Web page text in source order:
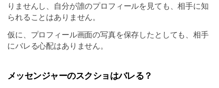
りませんし、自分が誰のプロフィールを見ても、相手に知
られることはありません。
仮に、プロフィール画面の写真を保存したとしても、相手
にバレる心配はありません。
メッセンジャーのスクショはバレる？